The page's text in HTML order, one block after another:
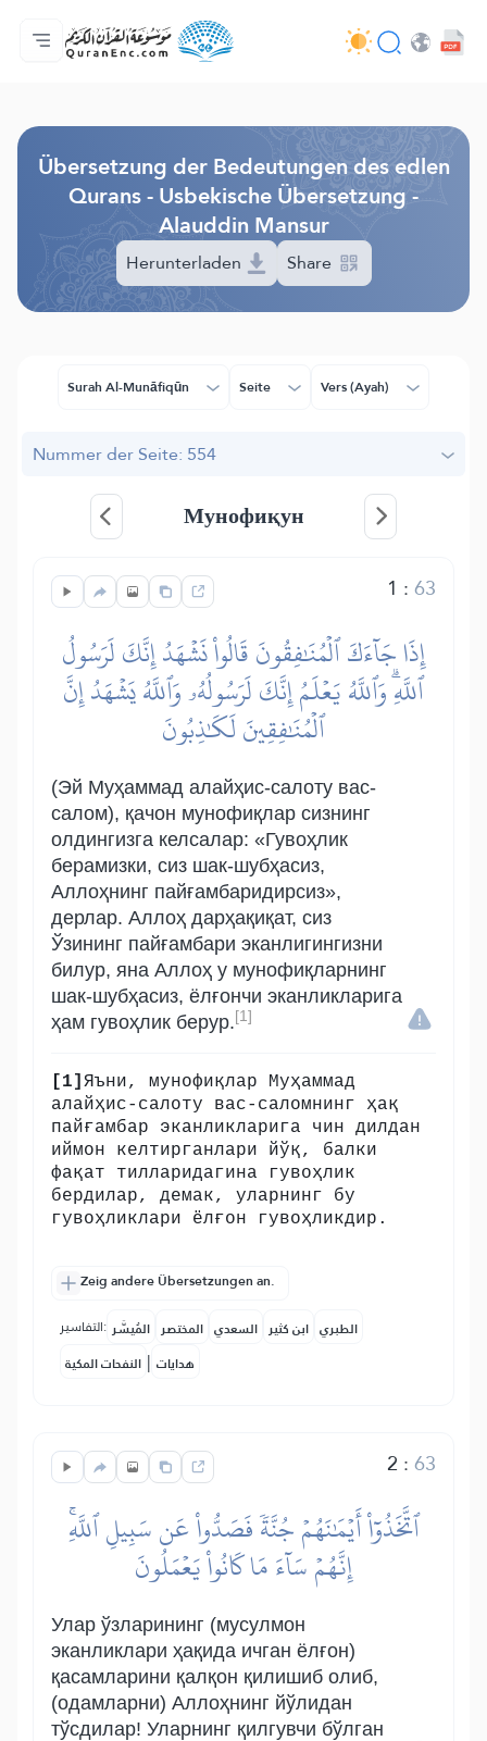
Hauptseite
Inhaltsverzeichnis der Übersetzungen
Audio
Service der Entwickler - API
Über das Projekt
Kontakt
Sprache
Übersetzung der Bedeutungen des edlen
Qurans - Usbekische Übersetzung -
Alauddin Mansur
Herunterladen Share
Surah Al-Munāfiqūn Seite Vers (Ayah)
Nummer der Seite: 554
Мунофиқун
1 :63
إِذَا جَآءَكَ ٱلۡمُنَٰفِقُونَ قَالُواْ نَشۡهَدُ إِنَّكَ لَرَسُولُ
ٱللَّهِۗ وَٱللَّهُ يَعۡلَمُ إِنَّكَ لَرَسُولُهُۥ وَٱللَّهُ يَشۡهَدُ إِنَّ
ٱلۡمُنَٰفِقِينَ لَكَٰذِبُونَ
(Эй Муҳаммад алайҳис-салоту вас-
салом), қачон мунофиқлар сизнинг
олдингизга келсалар: «Гувоҳлик
берамизки, сиз шак-шубҳасиз,
Аллоҳнинг пайғамбаридирсиз»,
дерлар. Аллоҳ дарҳақиқат, сиз
Ўзининг пайғамбари эканлигингизни
билур, яна Аллоҳ у мунофиқларнинг
шак-шубҳасиз, ёлғончи эканликларига
ҳам гувоҳлик берур. [1]
[1] Яъни, мунофиқлар Муҳаммад
алайҳис-салоту вас-саломнинг ҳақ
пайғамбар эканликларига чин дилдан
иймон келтирганлари йўқ, балки
фақат тилларидагина гувоҳлик
бердилар, демак, уларнинг бу
гувоҳликлари ёлғон гувоҳликдир.
Zeig andere Übersetzungen an.
التفاسير: المُيسَّر المختصر السعدي ابن كثير الطبري
النفحات المكية | هدايات
2 :63
ٱتَّخَذُوٓاْ أَيۡمَٰنَهُمۡ جُنَّةٗ فَصَدُّواْ عَن سَبِيلِ ٱللَّهِۚ
إِنَّهُمۡ سَآءَ مَا كَانُواْ يَعۡمَلُونَ
Улар ўзларининг (мусулмон
эканликлари ҳақида ичган ёлғон)
қасамларини қалқон қилишиб олиб,
(одамларни) Аллоҳнинг йўлидан
тўсдилар! Уларнинг қилгувчи бўлган